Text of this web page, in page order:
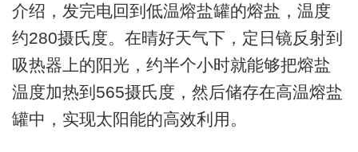
介绍，发完电回到低温熔盐罐的熔盐，温度
约280摄氏度。在晴好天气下，定日镜反射到
吸热器上的阳光，约半个小时就能够把熔盐
温度加热到565摄氏度，然后储存在高温熔盐
罐中，实现太阳能的高效利用。